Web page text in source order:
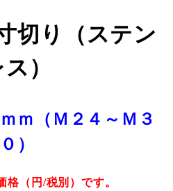
切り（ステン
）
ｍ（Ｍ２４～Ｍ３
０）
格 （円/税別）です。